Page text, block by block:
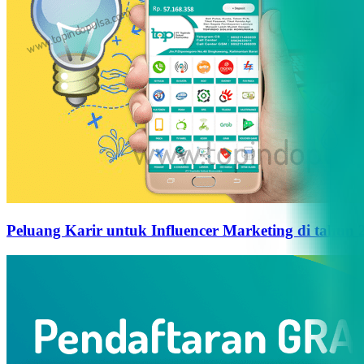
Peluang Karir untuk Influencer Marketing di tahun